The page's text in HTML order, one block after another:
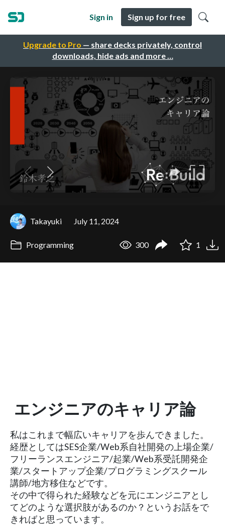
Upgrade to Pro — share decks privately, control
downloads, hide ads and more …
Sign in Sign up for free
Takayuki July 11, 2024
Programming 300 1
エンジニアのキャリア論
私はこれまで幅広いキャリアを歩んできました。
経歴としてはSES企業/Web系自社開発の上場企業/
フリーランスエンジニア/起業/Web系受託開発企
業/スタートアップ企業/プログラミングスクール
講師/地方移住などです。
その中で得られた経験などを元にエンジニアとし
てどのような選択肢があるのか？というお話をで
きればと思っています。